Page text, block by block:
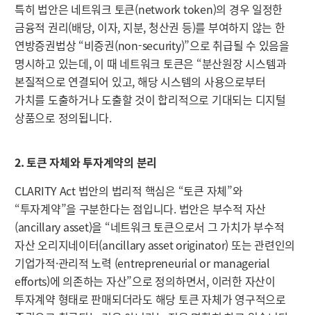
특히 법안은 네트워크 토큰(network token)의 경우 일정한
금융적 권리(배당, 이자, 지분, 청산권 등)를 부여하지 않는 한
연방증권법상 “비증권(non-security)”으로 취급될 수 있음을
명시하고 있는데, 이 때 네트워크 토큰은 “분산원장 시스템과
본질적으로 연결되어 있고, 해당 시스템의 사용으로부터
가치를 도출하거나 도출할 것이 합리적으로 기대되는 디지털
상품으로 정의됩니다.
2. 토큰 자체와 투자계약의 분리
CLARITY Act 법안의 법리적 핵심은 “토큰 자체”와
“투자계약”을 구분한다는 점입니다. 법안은 부수적 자산
(ancillary asset)을 “네트워크 토큰으로서 그 가치가 부수적
자산 오리지네이터(ancillary asset originator) 또는 관련인의
기업가적·관리적 노력 (entrepreneurial or managerial
efforts)에 의존하는 자산”으로 정의하면서, 이러한 자산이
투자계약 형태로 판매되더라도 해당 토큰 자체가 영구적으로